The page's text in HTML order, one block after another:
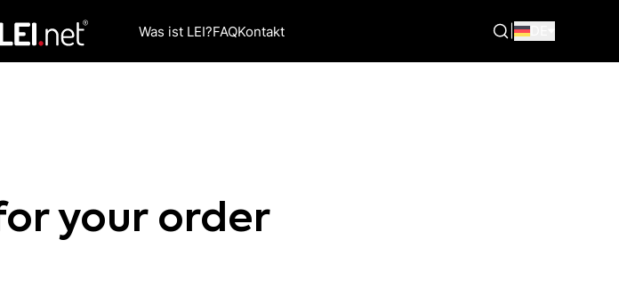
Was ist LEI?FAQKontakt
your order